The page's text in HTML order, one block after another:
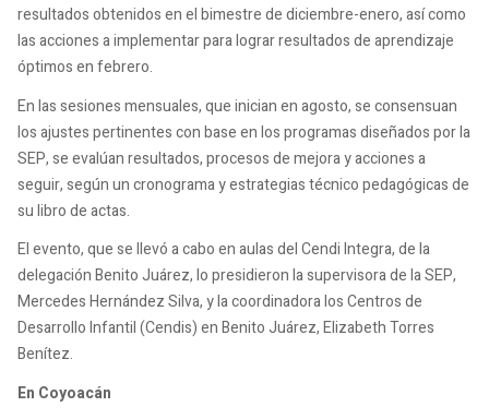
resultados obtenidos en el bimestre de diciembre-enero, así como
las acciones a implementar para lograr resultados de aprendizaje
óptimos en febrero.
En las sesiones mensuales, que inician en agosto, se consensuan
los ajustes pertinentes con base en los programas diseñados por la
SEP, se evalúan resultados, procesos de mejora y acciones a
seguir, según un cronograma y estrategias técnico pedagógicas de
su libro de actas.
El evento, que se llevó a cabo en aulas del Cendi Integra, de la
delegación Benito Juárez, lo presidieron la supervisora de la SEP,
Mercedes Hernández Silva, y la coordinadora los Centros de
Desarrollo Infantil (Cendis) en Benito Juárez, Elizabeth Torres
Benítez.
En Coyoacán